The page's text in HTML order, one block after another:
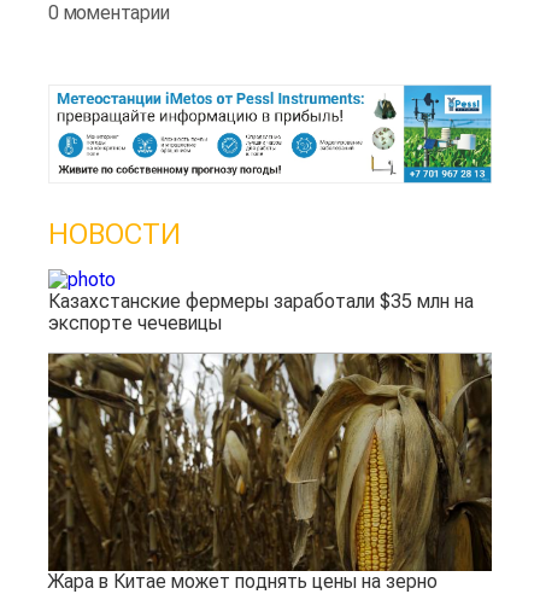
0 моментарии
НОВОСТИ
Казахстанские фермеры заработали $35 млн на
экспорте чечевицы
Жара в Китае может поднять цены на зерно